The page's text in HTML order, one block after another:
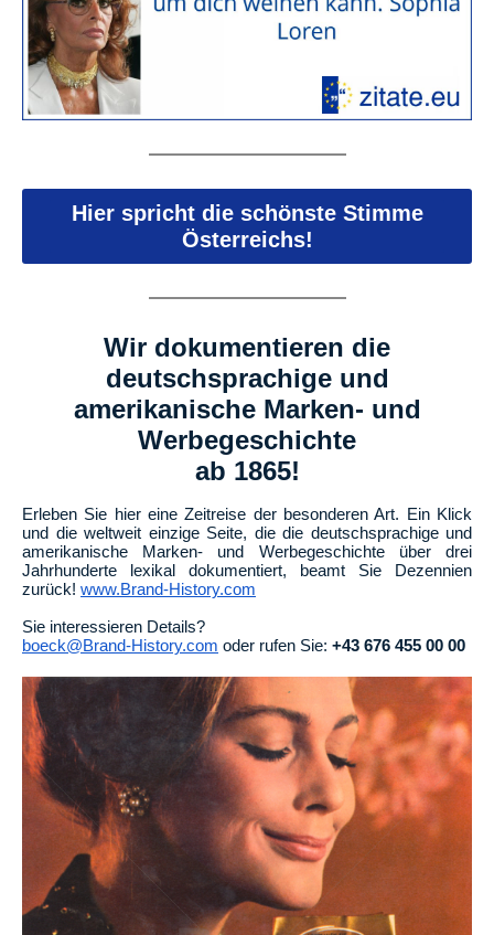
Hier spricht die schönste Stimme
Österreichs!
Wir dokumentieren die
deutschsprachige und
amerikanische Marken- und
Werbegeschichte
ab 1865!
Erleben Sie hier eine Zeitreise der besonderen Art. Ein Klick
und die weltweit einzige Seite, die die deutschsprachige und
amerikanische Marken- und Werbegeschichte über drei
Jahrhunderte lexikal dokumentiert, beamt Sie Dezennien
zurück! www.Brand-History.com
Sie interessieren Details?
boeck@Brand-History.com oder rufen Sie: +43 676 455 00 00